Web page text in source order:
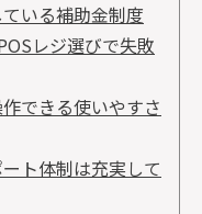
いる補助金制度
レジ選びで失敗
できる使いやすさ
ト体制は充実して